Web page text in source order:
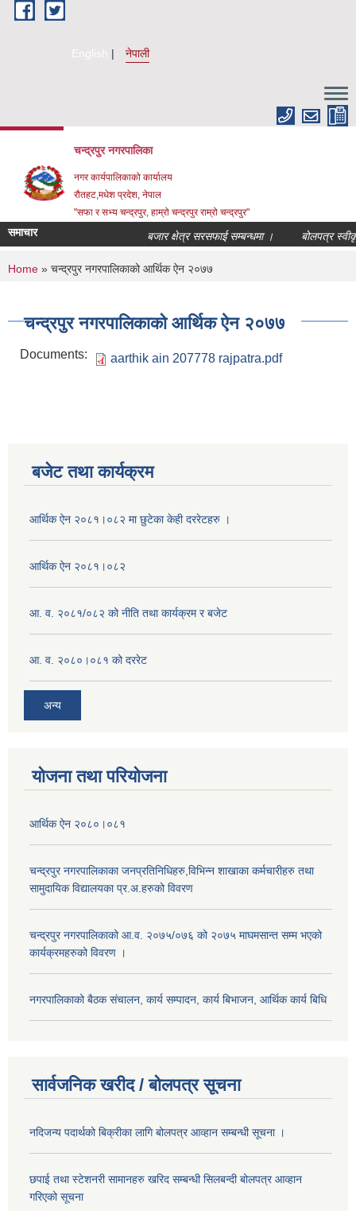
Skip to main content
English नेपाली
चन्द्रपुर नगरपालिका
नगर कार्यपालिकाको कार्यालय
रौतहट,मधेश प्रदेश, नेपाल
"सफा र सभ्य चन्द्रपुर, हाम्रो चन्द्रपुर राम्रो चन्द्रपुर"
समाचार बजार क्षेत्र सरसफाई सम्बन्धमा । बोलपत्र
You are here
Home » चन्द्रपुर नगरपालिकाको आर्थिक ऐन २०७७
चन्द्रपुर नगरपालिकाको आर्थिक ऐन २०७७
Documents: aarthik ain 207778 rajpatra.pdf
बजेट तथा कार्यक्रम
आर्थिक ऐन २०८१।०८२ मा छुटेका केही दररेटहरु ।
आर्थिक ऐन २०८१।०८२
आ. व. २०८१/०८२ को नीति तथा कार्यक्रम र बजेट
आ. व. २०८०।०८१ को दररेट
अन्य
योजना तथा परियोजना
आर्थिक ऐन २०८०।०८१
चन्द्रपुर नगरपालिकाका जनप्रतिनिधिहरु,विभिन्न शाखाका कर्मचारीहरु तथा
सामुदायिक विद्यालयका प्र.अ.हरुको विवरण
चन्द्रपुर नगरपालिकाको आ.व. २०७५/०७६ को २०७५ माघमसान्त सम्म भएको
कार्यक्रमहरुको विवरण ।
नगरपालिकाको बैठक संचालन, कार्य सम्पादन, कार्य बिभाजन, आर्थिक कार्य बिधि
सार्वजनिक खरीद / बोलपत्र सूचना
नदिजन्य पदार्थको बिक्रीका लागि बोलपत्र आव्हान सम्बन्धी सूचना ।
छपाई तथा स्टेशनरी सामानहरु खरिद सम्बन्धी सिलबन्दी बोलपत्र आव्हान
गरिएको सूचना